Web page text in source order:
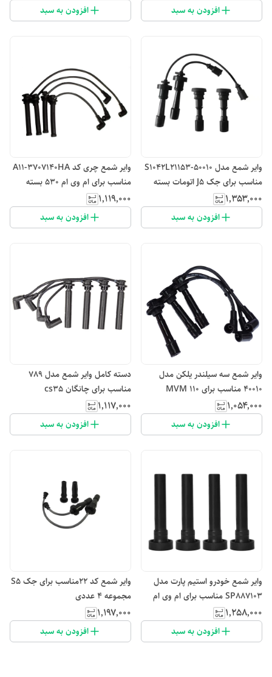
افزودن به سبد افزودن به سبد
وایر شمع مدل S1042L21153-50010
مناسب برای جک J5 اتومات بسته
4عددی
۱٬۳۵۳٬۰۰۰
افزودن به سبد
وایر شمع چری کد A11-3707140HA
مناسب برای ام وی ام 530 بسته
چهار عددی
۱٬۱۱۹٬۰۰۰
افزودن به سبد
وایر شمع سه سیلندر یلکن مدل
40010 مناسب برای MVM 110
۱٬۰۵۴٬۰۰۰
افزودن به سبد
دسته کامل وایر شمع مدل 789
مناسب برای چانگان cs35
۱٬۱۱۷٬۰۰۰
افزودن به سبد
وایر شمع خودرو استیم پارت مدل
SP887103 مناسب برای ام وی ام
تیگو 7 بسته 4 عددی
۱٬۲۵۸٬۰۰۰
افزودن به سبد
وایر شمع کد ۲۲مناسب برای جک S5
مجموعه 4 عددی
۱٬۱۹۷٬۰۰۰
افزودن به سبد